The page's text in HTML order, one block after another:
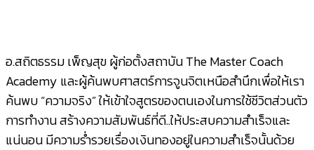
อ.สถิตธรรม เพ็ญสุข ผู้ก่อตั้งสถาบัน The Master Coach
Academy และผู้ค้นพบศาสตร์การจูนจิตเหนือสำนึกเพื่อให้เรา
ค้นพบ “ความจริง” ให้เข้าใจสูตรของตนเองในการใช้ชีวิตส่วนตัว
การทำงาน สร้างความสัมพันธ์ที่ดี..ให้ประสบความสำเร็จและ
แน่นอน มีความร่ำรวยเรื่องเงินทองอยู่ในความสำเร็จนั้นด้วย